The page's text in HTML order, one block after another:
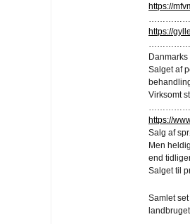
https://
https://
Danmarks
Salget af
Virksomt
https://
Salg af
Men
end
Salget til
Samlet
landbruget.